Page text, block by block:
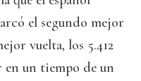
el segundo mejor
vuelta, los 5.412
un tiempo de un